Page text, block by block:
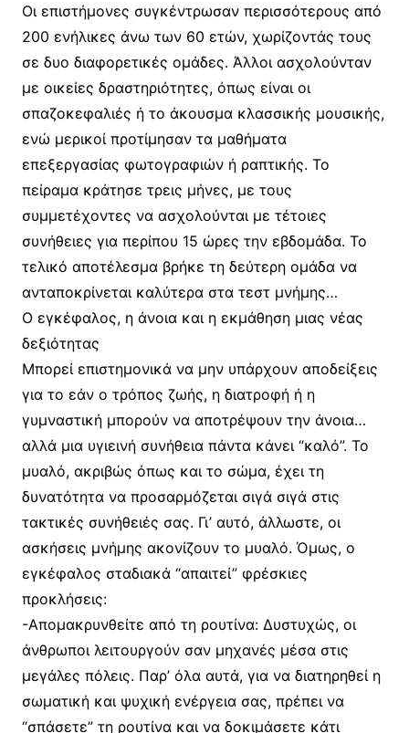
Οι επιστήμονες συγκέντρωσαν περισσότερους από
200 ενήλικες άνω των 60 ετών, χωρίζοντάς τους
σε δυο διαφορετικές ομάδες. Άλλοι ασχολούνταν
με οικείες δραστηριότητες, όπως είναι οι
σπαζοκεφαλιές ή το άκουσμα κλασσικής μουσικής,
ενώ μερικοί προτίμησαν τα μαθήματα
επεξεργασίας φωτογραφιών ή ραπτικής. Το
πείραμα κράτησε τρεις μήνες, με τους
συμμετέχοντες να ασχολούνται με τέτοιες
συνήθειες για περίπου 15 ώρες την εβδομάδα. Το
τελικό αποτέλεσμα βρήκε τη δεύτερη ομάδα να
ανταποκρίνεται καλύτερα στα τεστ μνήμης…
Ο εγκέφαλος, η άνοια και η εκμάθηση μιας νέας
δεξιότητας
Μπορεί επιστημονικά να μην υπάρχουν αποδείξεις
για το εάν ο τρόπος ζωής, η διατροφή ή η
γυμναστική μπορούν να αποτρέψουν την άνοια…
αλλά μια υγιεινή συνήθεια πάντα κάνει “καλό”. Το
μυαλό, ακριβώς όπως και το σώμα, έχει τη
δυνατότητα να προσαρμόζεται σιγά σιγά στις
τακτικές συνήθειές σας. Γι’ αυτό, άλλωστε, οι
ασκήσεις μνήμης ακονίζουν το μυαλό. Όμως, ο
εγκέφαλος σταδιακά “απαιτεί” φρέσκιες
προκλήσεις:
-Απομακρυνθείτε από τη ρουτίνα: Δυστυχώς, οι
άνθρωποι λειτουργούν σαν μηχανές μέσα στις
μεγάλες πόλεις. Παρ’ όλα αυτά, για να διατηρηθεί η
σωματική και ψυχική ενέργεια σας, πρέπει να
“σπάσετε” τη ρουτίνα και να δοκιμάσετε κάτι